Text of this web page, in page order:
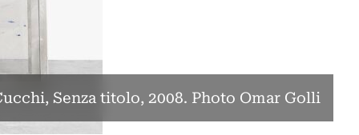
Senza titolo, 2008. Photo Omar Golli